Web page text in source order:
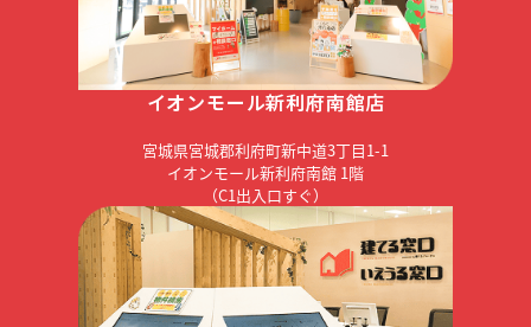
イオンモール新利府南館店
宮城県宮城郡利府町新中道3丁目1-1
イオンモール新利府南館 1階
（C1出入口すぐ）